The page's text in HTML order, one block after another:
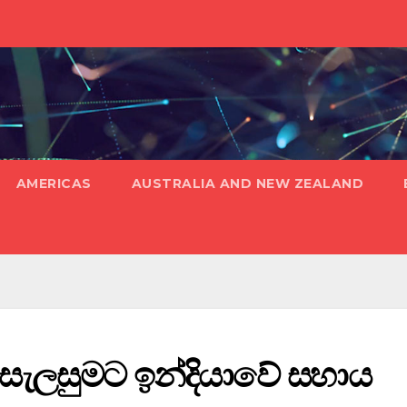
AMERICAS AUSTRALIA AND NEW ZEALAND
ඉන්දියාවේ සහාය